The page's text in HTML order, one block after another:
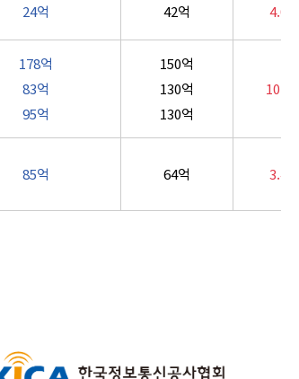
24억 42억 4.05
178억
83억
95억
150억
130억
130억
85억 64억 3.45